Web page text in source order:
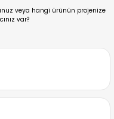
veya hangi ürünün projenize
var?